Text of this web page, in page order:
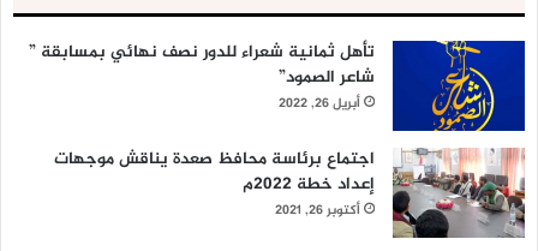
تأهل ثمانية شعراء للدور نصف نهائي بمسابقة ”
شاعر الصمود”
أبريل 26, 2022
اجتماع برئاسة محافظ صعدة يناقش موجهات
إعداد خطة 2022م
أكتوبر 26, 2021